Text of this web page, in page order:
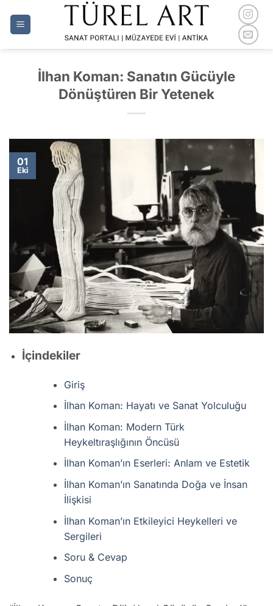
İlhan Koman: Sanatın Gücüyle
Dönüştüren Bir Yetenek
01
Eki
İçindekiler
Giriş
İlhan Koman: Hayatı ve Sanat Yolculuğu
İlhan Koman: Modern Türk
Heykeltıraşlığının Öncüsü
İlhan Koman’ın Eserleri: Anlam ve Estetik
İlhan Koman’ın Sanatında Doğa ve İnsan
İlişkisi
İlhan Koman’ın Etkileyici Heykelleri ve
Sergileri
Soru & Cevap
Sonuç